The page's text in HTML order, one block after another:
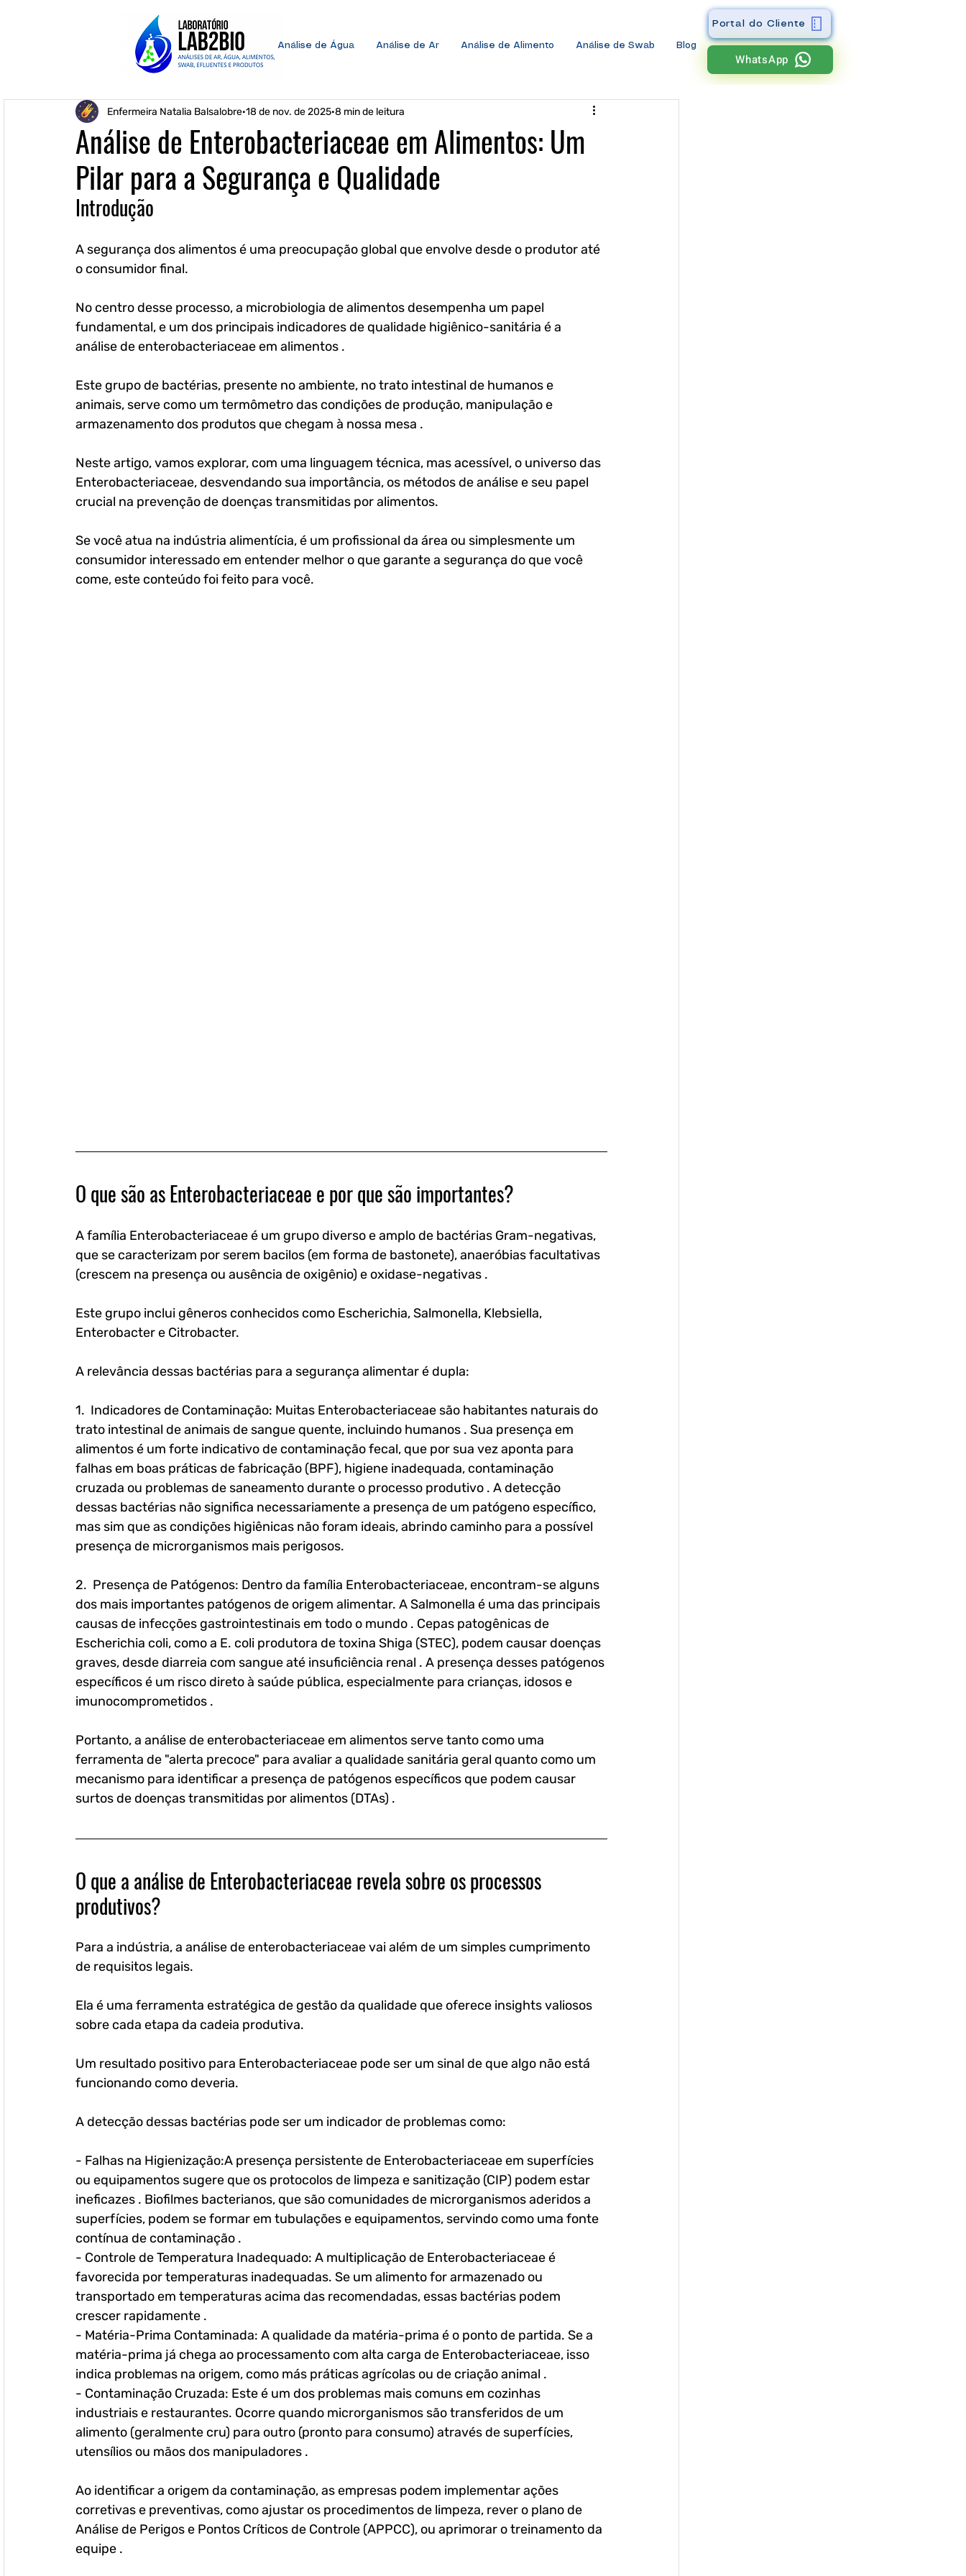
Análise de Água Análise de Ar Análise de Alimento Análise de Swab Blog
Portal do Cliente
WhatsApp
Análise de Enterobacteriaceae em Alimentos: Um
Pilar para a Segurança e Qualidade
Enfermeira Natalia Balsalobre 18 de nov. de 2025 8 min de leitura
Introdução
A segurança dos alimentos é uma preocupação global que envolve desde o produtor até
o consumidor final.
No centro desse processo, a microbiologia de alimentos desempenha um papel
fundamental, e um dos principais indicadores de qualidade higiênico-sanitária é a
análise de enterobacteriaceae em alimentos .
Este grupo de bactérias, presente no ambiente, no trato intestinal de humanos e
animais, serve como um termômetro das condições de produção, manipulação e
armazenamento dos produtos que chegam à nossa mesa .
Neste artigo, vamos explorar, com uma linguagem técnica, mas acessível, o universo das
Enterobacteriaceae, desvendando sua importância, os métodos de análise e seu papel
crucial na prevenção de doenças transmitidas por alimentos.
Se você atua na indústria alimentícia, é um profissional da área ou simplesmente um
consumidor interessado em entender melhor o que garante a segurança do que você
come, este conteúdo foi feito para você.
O que são as Enterobacteriaceae e por que são importantes?
A família Enterobacteriaceae é um grupo diverso e amplo de bactérias Gram-negativas,
que se caracterizam por serem bacilos (em forma de bastonete), anaeróbias facultativas
(crescem na presença ou ausência de oxigênio) e oxidase-negativas .
Este grupo inclui gêneros conhecidos como Escherichia, Salmonella, Klebsiella,
Enterobacter e Citrobacter.
A relevância dessas bactérias para a segurança alimentar é dupla:
1.  Indicadores de Contaminação: Muitas Enterobacteriaceae são habitantes naturais do
trato intestinal de animais de sangue quente, incluindo humanos . Sua presença em
alimentos é um forte indicativo de contaminação fecal, que por sua vez aponta para
falhas em boas práticas de fabricação (BPF), higiene inadequada, contaminação
cruzada ou problemas de saneamento durante o processo produtivo . A detecção
dessas bactérias não significa necessariamente a presença de um patógeno específico,
mas sim que as condições higiênicas não foram ideais, abrindo caminho para a possível
presença de microrganismos mais perigosos.
2.  Presença de Patógenos: Dentro da família Enterobacteriaceae, encontram-se alguns
dos mais importantes patógenos de origem alimentar. A Salmonella é uma das principais
causas de infecções gastrointestinais em todo o mundo . Cepas patogênicas de
Escherichia coli, como a E. coli produtora de toxina Shiga (STEC), podem causar doenças
graves, desde diarreia com sangue até insuficiência renal . A presença desses patógenos
específicos é um risco direto à saúde pública, especialmente para crianças, idosos e
imunocomprometidos .
Portanto, a análise de enterobacteriaceae em alimentos serve tanto como uma
ferramenta de "alerta precoce" para avaliar a qualidade sanitária geral quanto como um
mecanismo para identificar a presença de patógenos específicos que podem causar
surtos de doenças transmitidas por alimentos (DTAs) .
O que a análise de Enterobacteriaceae revela sobre os processos
produtivos?
Para a indústria, a análise de enterobacteriaceae vai além de um simples cumprimento
de requisitos legais.
Ela é uma ferramenta estratégica de gestão da qualidade que oferece insights valiosos
sobre cada etapa da cadeia produtiva.
Um resultado positivo para Enterobacteriaceae pode ser um sinal de que algo não está
funcionando como deveria.
A detecção dessas bactérias pode ser um indicador de problemas como:
- Falhas na Higienização:A presença persistente de Enterobacteriaceae em superfícies
ou equipamentos sugere que os protocolos de limpeza e sanitização (CIP) podem estar
ineficazes . Biofilmes bacterianos, que são comunidades de microrganismos aderidos a
superfícies, podem se formar em tubulações e equipamentos, servindo como uma fonte
contínua de contaminação .
- Controle de Temperatura Inadequado: A multiplicação de Enterobacteriaceae é
favorecida por temperaturas inadequadas. Se um alimento for armazenado ou
transportado em temperaturas acima das recomendadas, essas bactérias podem
crescer rapidamente .
- Matéria-Prima Contaminada: A qualidade da matéria-prima é o ponto de partida. Se a
matéria-prima já chega ao processamento com alta carga de Enterobacteriaceae, isso
indica problemas na origem, como más práticas agrícolas ou de criação animal .
- Contaminação Cruzada: Este é um dos problemas mais comuns em cozinhas
industriais e restaurantes. Ocorre quando microrganismos são transferidos de um
alimento (geralmente cru) para outro (pronto para consumo) através de superfícies,
utensílios ou mãos dos manipuladores .
Ao identificar a origem da contaminação, as empresas podem implementar ações
corretivas e preventivas, como ajustar os procedimentos de limpeza, rever o plano de
Análise de Perigos e Pontos Críticos de Controle (APPCC), ou aprimorar o treinamento da
equipe .